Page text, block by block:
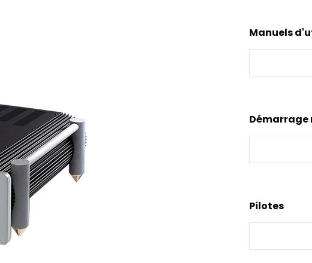
Manuels
Démarrage
Pilotes